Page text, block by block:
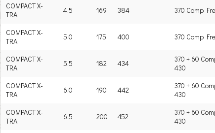
COMPACT X-
TRA
4.5 169 384 370 Comp
COMPACT X-
TRA
5.0 175 400 370 Comp
COMPACT X-
TRA
5.5 182 434
370 + 60
430
COMPACT X-
TRA
6.0 190 442
370 + 60
430
COMPACT X-
TRA
6.5 200 452
370 + 60
430